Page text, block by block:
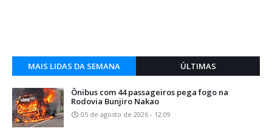
MAIS LIDAS DA SEMANA ÚLTIMAS
Ônibus com 44 passageiros pega fogo na
Rodovia Bunjiro Nakao
05 de agosto de 2026 - 12:09